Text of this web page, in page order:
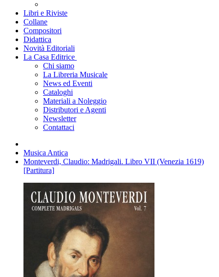
Libri e Riviste
Collane
Compositori
Didattica
Novità Editoriali
La Casa Editrice
Chi siamo
La Libreria Musicale
News ed Eventi
Cataloghi
Materiali a Noleggio
Distributori e Agenti
Newsletter
Contattaci
Musica Antica
Monteverdi, Claudio: Madrigali. Libro VII (Venezia 1619)
[Partitura]